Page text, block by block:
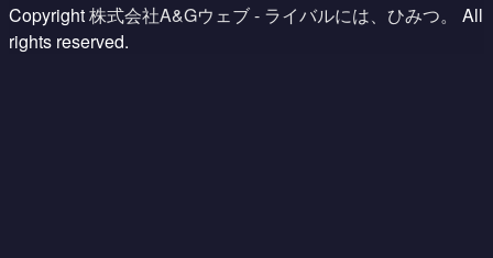
Copyright株式会社A&Gウェブ - ライバルには、ひみつ。
All
rights reserved.